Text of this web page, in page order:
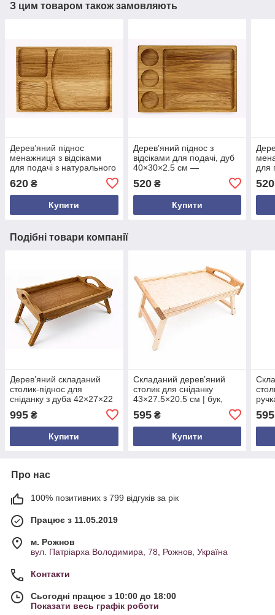
З цим товаром також замовляють
Дерев’яний піднос
менажниця з відсіками
для подачі з натурального
стильний сервірувальний
піднос ручної роботи
620 ₴
Купити
Дерев’яний піднос з
відсіками для подачі, дуб
40×30×2.5 см —
ручної роботи в еко стилі
520₴
Купити
для
520
Подібні товари компанії
Дерев’яний складаний
столик-піднос для
сніданку з дуба 42×27×22
см — практичний столик з
ручками та бортиками, еко
стиль
995 ₴
Купити
Складаний дерев’яний
столик для сніданку
43×27.5×20.5 см | бук,
ручками та бортиками |
піднос столик
595₴
Купити
595
Про нас
100% позитивних з 799 відгуків за рік
Працює з 11.05.2019
м. Рожнов
вул. Патріарха Володимира, 78, Рожнов, Україна
Контакти
Сьогодні працює з 10:00 до 18:00
Показати весь графік роботи